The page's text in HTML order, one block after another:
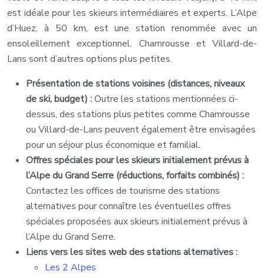
est idéale pour les skieurs intermédiaires et experts. L’Alpe
d’Huez, à 50 km, est une station renommée avec un
ensoleillement exceptionnel. Chamrousse et Villard-de-
Lans sont d’autres options plus petites.
Présentation de stations voisines (distances, niveaux
de ski, budget) :Outre les stations mentionnées ci-
dessus, des stations plus petites comme Chamrousse
ou Villard-de-Lans peuvent également être envisagées
pour un séjour plus économique et familial.
Offres spéciales pour les skieurs initialement prévus à
l’Alpe du Grand Serre (réductions, forfaits combinés) :
Contactez les offices de tourisme des stations
alternatives pour connaître les éventuelles offres
spéciales proposées aux skieurs initialement prévus à
l’Alpe du Grand Serre.
Liens vers les sites web des stations alternatives :
Les 2 Alpes